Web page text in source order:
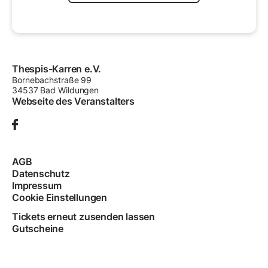
Thespis-Karren e.V.
Bornebachstraße 99
34537 Bad Wildungen
Webseite des Veranstalters
AGB
Datenschutz
Impressum
Cookie Einstellungen
Tickets erneut zusenden lassen
Gutscheine